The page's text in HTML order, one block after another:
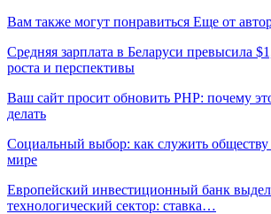
Вам также могут понравиться Еще от
Средняя зарплата в Беларуси превысила
роста и перспективы
Ваш сайт просит обновить PHP: почему
делать
Социальный выбор: как служить
мире
Европейский инвестиционный банк
технологический сектор: ставка…